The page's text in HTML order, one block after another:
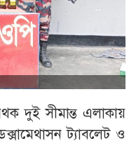
দুই সীমান্ত এলাকায়
ট্যাবলেট ও